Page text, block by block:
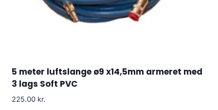
5 meter luftslange ø9 x14,5mm armeret med
3 lags Soft PVC
225.00 kr.